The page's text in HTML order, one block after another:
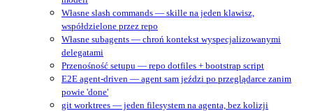
Własne slash commands — skille na jeden klawisz,
współdzielone przez repo
Własne subagents — chroń kontekst wyspecjalizowanymi
delegatami
Przenośność setupu — repo dotfiles + bootstrap script
E2E agent-driven — agent sam jeździ po przeglądarce zanim
powie 'done'
git worktrees — jeden filesystem na agenta, bez kolizji